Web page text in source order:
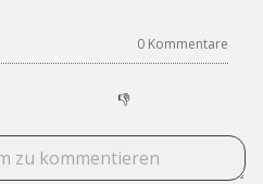
0 Kommentare
👎